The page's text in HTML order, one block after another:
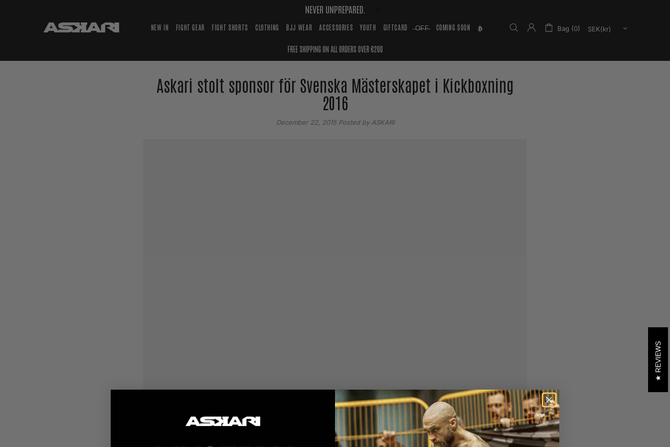
NEVER UNPREPARED.
NEW IN FIGHT GEAR FIGHT SHORTS CLOTHING BJJ WEAR ACCESSORIES YOUTH GIFTCARD ̶O̶F̶F̶ COMING SOON 𝕳 Bag (0)
FREE SHIPPING ON ALL ORDERS OVER €200
Askari stolt sponsor för Svenska Mästerskapet i Kickboxning
2016
December 22, 2015Posted by ASKARI
REVIEWS